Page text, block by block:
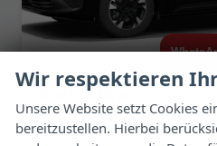
Opel Zafira
GS 2.2 D 180 AT8 L Nav
unverbindliche Lieferzeit: 12 Tage
ich
Wir respektieren
Unsere Website setzt Cookies
bereitzustellen. Hierbei